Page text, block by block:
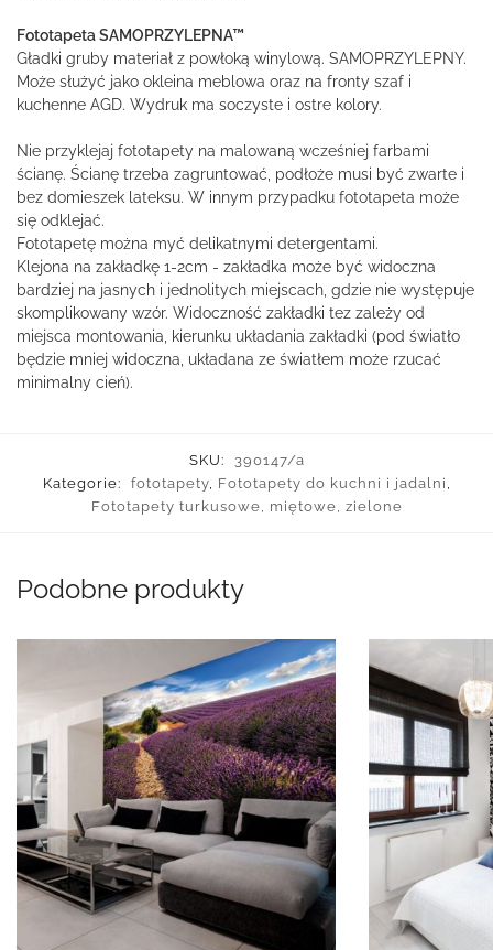
Fototapeta SAMOPRZYLEPNA™
Gładki gruby materiał z powłoką winylową. SAMOPRZYLEPNY.
Może służyć jako okleina meblowa oraz na fronty szaf i
kuchenne AGD. Wydruk ma soczyste i ostre kolory.
Nie przyklejaj fototapety na malowaną wcześniej farbami
ścianę. Ścianę trzeba zagruntować, podłoże musi być zwarte i
bez domieszek lateksu. W innym przypadku fototapeta może
się odklejać.
Fototapetę można myć delikatnymi detergentami.
Klejona na zakładkę 1-2cm - zakładka może być widoczna
bardziej na jasnych i jednolitych miejscach, gdzie nie występuje
skomplikowany wzór. Widoczność zakładki tez zależy od
miejsca montowania, kierunku układania zakładki (pod światło
będzie mniej widoczna, układana ze światłem może rzucać
minimalny cień).
SKU:
390147/a
Kategorie:
fototapety, Fototapety do kuchni i jadalni ,
Fototapety turkusowe, miętowe, zielone
Podobne produkty